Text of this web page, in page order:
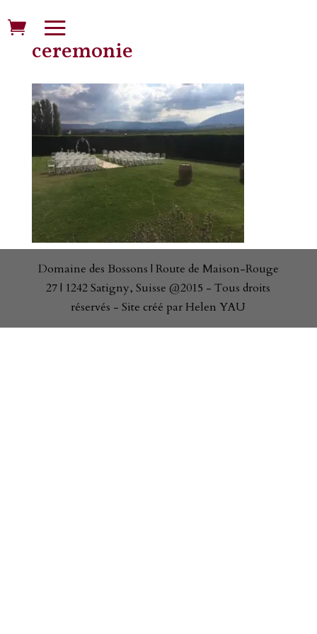
ceremonie
Domaine des Bossons | Route de Maison-Rouge
27 | 1242 Satigny, Suisse @2015 - Tous droits
réservés - Site créé par Helen YAU